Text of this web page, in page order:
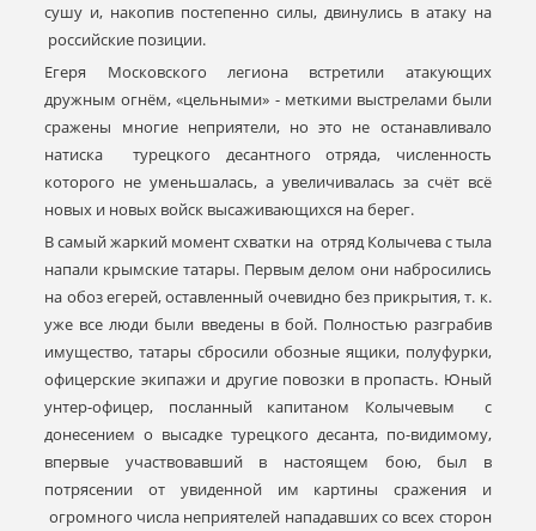
сушу и, накопив постепенно силы, двинулись в атаку на
российские позиции.
Егеря Московского легиона встретили атакующих
дружным огнём, «цельными» - меткими выстрелами были
сражены многие неприятели, но это не останавливало
натиска турецкого десантного отряда, численность
которого не уменьшалась, а увеличивалась за счёт всё
новых и новых войск высаживающихся на берег.
В самый жаркий момент схватки на отряд Колычева с тыла
напали крымские татары. Первым делом они набросились
на обоз егерей, оставленный очевидно без прикрытия, т. к.
уже все люди были введены в бой. Полностью разграбив
имущество, татары сбросили обозные ящики, полуфурки,
офицерские экипажи и другие повозки в пропасть. Юный
унтер-офицер, посланный капитаном Колычевым с
донесением о высадке турецкого десанта, по-видимому,
впервые участвовавший в настоящем бою, был в
потрясении от увиденной им картины сражения и
огромного числа неприятелей нападавших со всех сторон